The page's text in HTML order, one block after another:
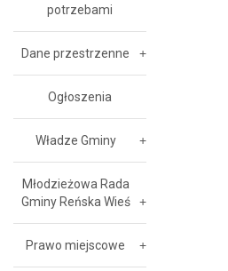
potrzebami
Dane przestrzenne
Ogłoszenia
Władze Gminy
Młodzieżowa Rada
Gminy Reńska Wieś
Prawo miejscowe